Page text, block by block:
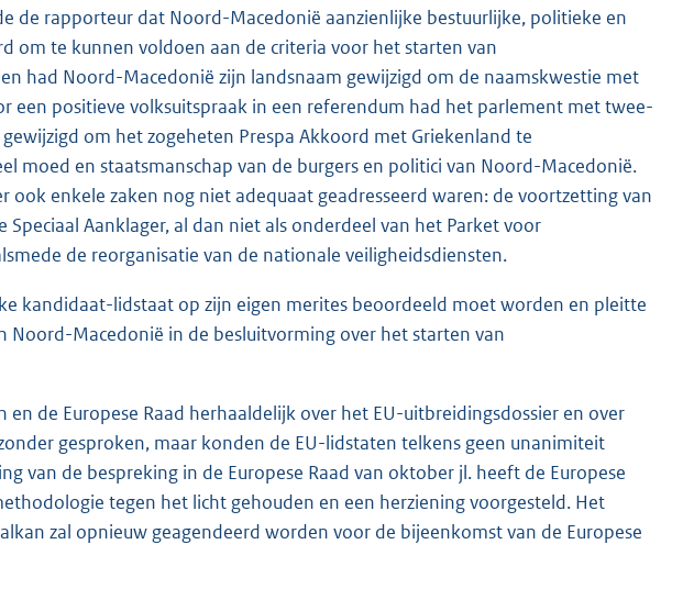
de rapporteur dat Noord-Macedonië aanzienlijke bestuurlijke, politieke en
om te kunnen voldoen aan de criteria voor het starten van
had Noord-Macedonië zijn landsnaam gewijzigd om de naamskwestie met
een positieve volksuitspraak in een referendum had het parlement met twee-
om het zogeheten Prespa Akkoord met Griekenland te
moed en staatsmanschap van de burgers en politici van Noord-Macedonië.
ook enkele zaken nog niet adequaat geadresseerd waren: de voortzetting van
Aanklager, al dan niet als onderdeel van het Parket voor
de reorganisatie van de nationale veiligheidsdiensten.
kandidaat-lidstaat op zijn eigen merites beoordeeld moet worden en pleitte
Noord-Macedonië in de besluitvorming over het starten van
en de Europese Raad herhaaldelijk over het EU-uitbreidingsdossier en over
gesproken, maar konden de EU-lidstaten telkens geen unanimiteit
van de bespreking in de Europese Raad van oktober jl. heeft de Europese
tegen het licht gehouden en een herziening voorgesteld. Het
zal opnieuw geagendeerd worden voor de bijeenkomst van de Europese